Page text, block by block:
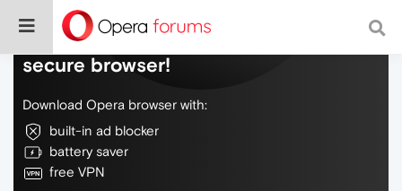
Do more on the web, with a fast and
secure browser!
Download Opera browser with:
built-in ad blocker
battery saver
free VPN